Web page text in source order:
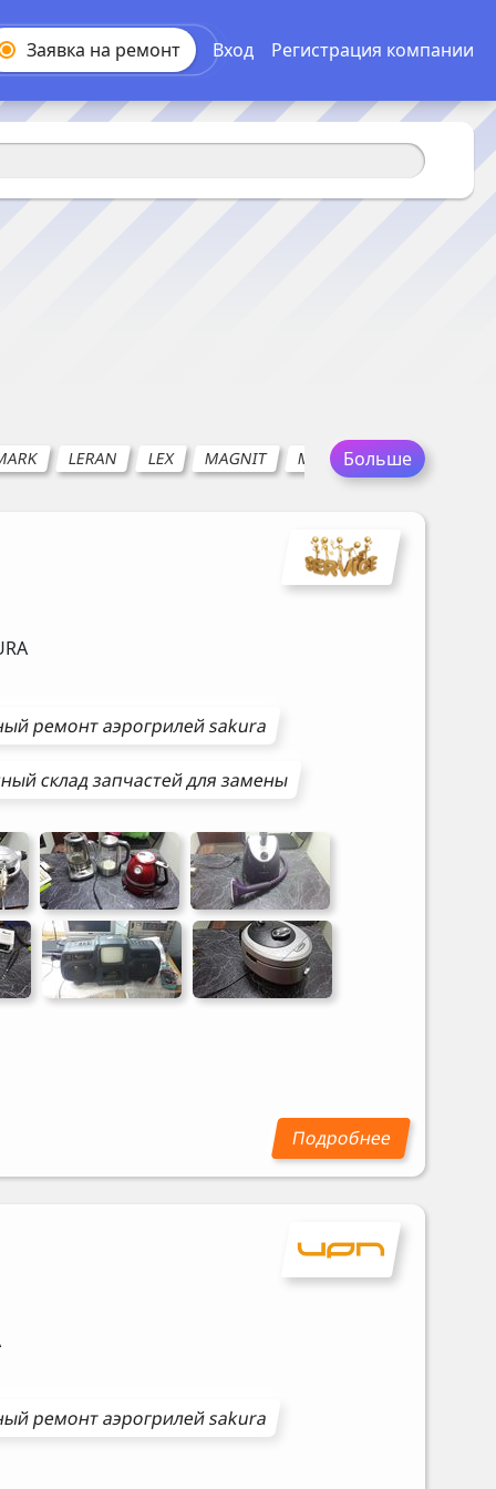
Заявка на ремонт Вход Регистрация компании
LERAN LEX MAGNIT MAXIMA MAXWELL
Больше
ремонтаэрогрилейsakura
склад запчастей для замены
ремонтаэрогрилейsakura